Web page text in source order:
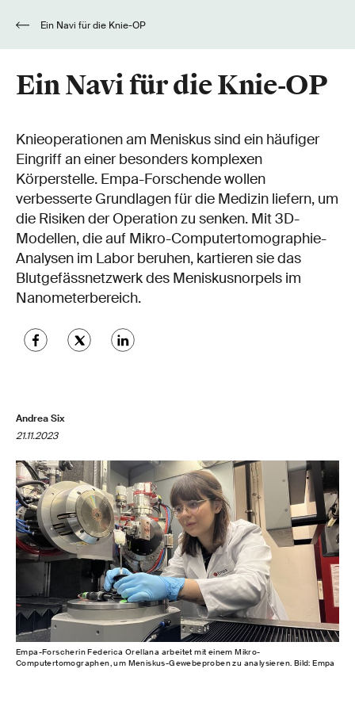
Ein Navi für die Knie-OP
Ein Navi für die Knie-OP
Knieoperationen am Meniskus sind ein häufiger
Eingriff an einer besonders komplexen
Körperstelle. Empa-Forschende wollen
verbesserte Grundlagen für die Medizin liefern, um
die Risiken der Operation zu senken. Mit 3D-
Modellen, die auf Mikro-Computertomographie-
Analysen im Labor beruhen, kartieren sie das
Blutgefässnetzwerk des Meniskusnorpels im
Nanometerbereich.
Andrea Six
21.11.2023
Empa-Forscherin Federica Orellana arbeitet mit einem Mikro-
Computertomographen, um Meniskus-Gewebeproben zu analysieren. Bild: Empa